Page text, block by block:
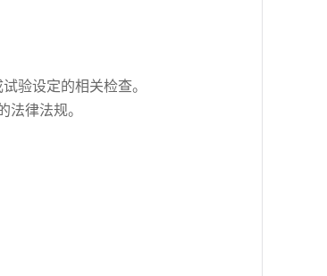
验设定的相关检查。
法律法规。